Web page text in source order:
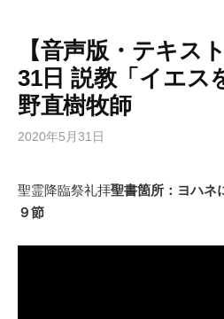
【音声版・テキス
31日 説教「イエス
野直樹牧師
2020年5月31日
聖霊降臨祭礼拝聖書箇所：ヨハネ
９節